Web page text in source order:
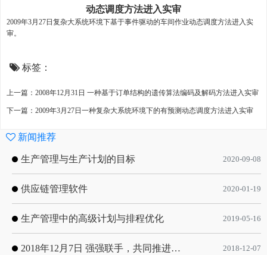
动态调度方法进入实审
2009年3月27日复杂大系统环境下基于事件驱动的车间作业动态调度方法进入实
审。
标签：
上一篇：2008年12月31日 一种基于订单结构的遗传算法编码及解码方法进入实审
下一篇：2009年3月27日一种复杂大系统环境下的有预测动态调度方法进入实审
新闻推荐
生产管理与生产计划的目标 2020-09-08
供应链管理软件 2020-01-19
生产管理中的高级计划与排程优化 2019-05-16
2018年12月7日 强强联手，共同推进电子器件领域APS应用典范 风华高科生产自动化工业互联网应用项目-APS项目启动会 2018-12-07